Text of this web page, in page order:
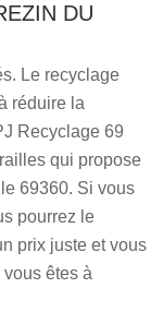
DU
Le recyclage
réduire la
Recyclage 69
qui propose
69360. Si vous
pourrez le
prix juste et vous
êtes à